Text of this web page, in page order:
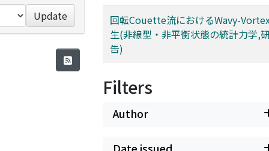
Update
回転Couette流におけるWavy-
生(非線型・非平衡状態の統計力学,
告)
Filters
Author